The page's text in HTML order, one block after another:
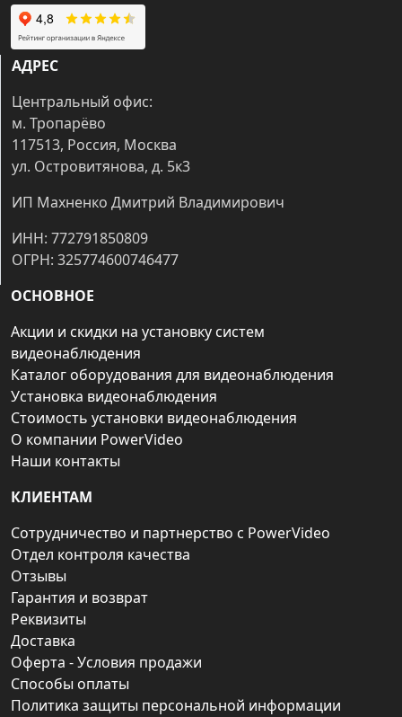
АДРЕС
Центральный офис:
м. Тропарёво
117513, Россия, Москва
ул. Островитянова, д. 5к3
ИП Махненко Дмитрий Владимирович
ИНН: 772791850809
ОГРН: 325774600746477
ОСНОВНОЕ
Акции и скидки на установку систем
видеонаблюдения
Каталог оборудования для видеонаблюдения
Установка видеонаблюдения
Стоимость установки видеонаблюдения
О компании PowerVideo
Наши контакты
КЛИЕНТАМ
Сотрудничество и партнерство с PowerVideo
Отдел контроля качества
Отзывы
Гарантия и возврат
Реквизиты
Доставка
Оферта - Условия продажи
Способы оплаты
Политика защиты персональной информации